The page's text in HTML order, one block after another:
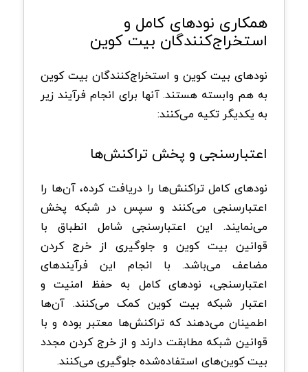
همکاری نود‌های کامل و
استخراج‌کنندگان بیت‌ کوین
نود‌های بیت‌ کوین و استخراج‌کنندگان بیت‌ کوین
به هم وابسته هستند. آنها برای انجام فرآیند زیر
به یکدیگر تکیه می‌کنند:
اعتبارسنجی و پخش تراکنش‌ها
نود‌های کامل تراکنش‌ها را دریافت کرده، آن‌ها را
اعتبارسنجی می‌کنند و سپس در شبکه پخش
می‌نمایند. این اعتبارسنجی شامل انطباق با
قوانین بیت‌ کوین و جلوگیری از خرج کردن
مضاعف می‌باشد. با انجام این فرآیندهای
اعتبارسنجی، نود‌های کامل به حفظ امنیت و
اعتبار شبکه بیت‌ کوین کمک می‌کنند. آن‌ها
اطمینان می‌دهند که تراکنش‌ها معتبر بوده و با
قوانین شبکه مطابقت دارند و از خرج کردن مجدد
بیت‌ کوین‌های استفاده‌شده جلوگیری می‌کنند.